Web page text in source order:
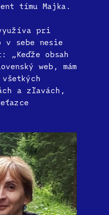
tímu Majka.
pri
sebe nesie
obsah
web, mám
a zľavách,